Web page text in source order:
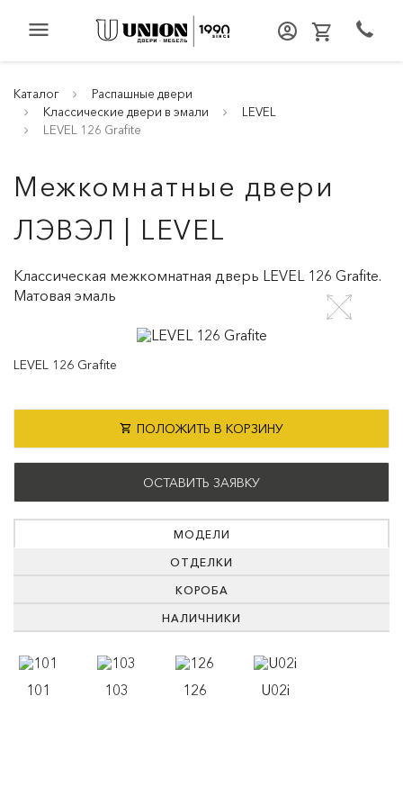
menu
Каталог
Распашные двери
Классические двери в эмали
LEVEL
LEVEL 126 Grafite
Межкомнатные двери
ЛЭВЭЛ | LEVEL
Классическая межкомнатная дверь LEVEL 126 Grafite.
Матовая эмаль
LEVEL 126 Grafite
ПОЛОЖИТЬ В КОРЗИНУ
ОСТАВИТЬ ЗАЯВКУ
МОДЕЛИ
ОТДЕЛКИ
КОРОБА
НАЛИЧНИКИ
101 103 126 U02i